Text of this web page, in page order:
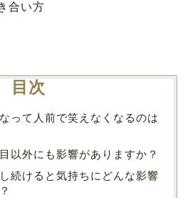
合い方
目次
って人前で笑えなくなるのは
以外にも影響がありますか？
続けると気持ちにどんな影響